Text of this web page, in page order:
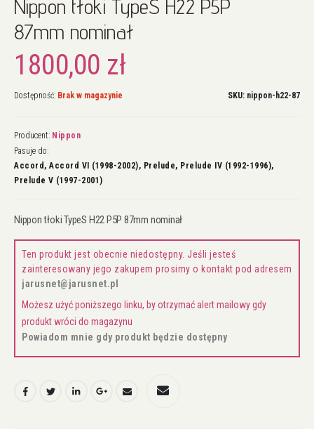
początek
galerii
Nippon tłoki TypeS H22 P5P
87mm nominał
1800,00 zł
Dostępność: Brak w magazynie SKU nippon-h22-87
Producent: Nippon
Pasuje do:
Accord, Accord VI (1998-2002), Prelude, Prelude IV (1992-1996),
Prelude V (1997-2001)
Nippon tłoki TypeS H22 P5P 87mm nominał
Ten produkt jest obecnie niedostępny. Jeśli jesteś
zainteresowany jego zakupem prosimy o kontakt pod adresem
jarusnet@jarusnet.pl
Możesz użyć poniższego linku, by otrzymać alert mailowy gdy
produkt wróci do magazynu
Powiadom mnie gdy produkt będzie dostępny